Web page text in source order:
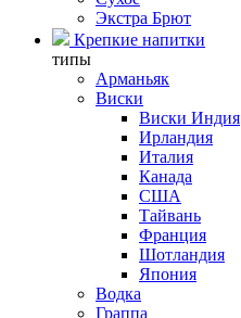
Экстра Брют
Крепкие напитки
типы
Арманьяк
Виски
Виски Индия
Ирландия
Италия
Канада
США
Тайвань
Франция
Шотландия
Япония
Водка
Граппа